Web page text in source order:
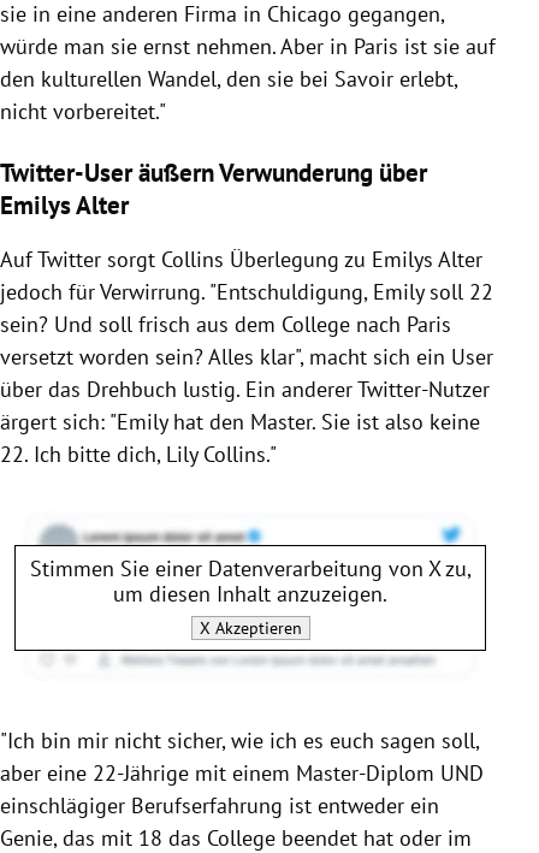
sie in eine anderen Firma in Chicago gegangen,
würde man sie ernst nehmen. Aber in Paris ist sie auf
den kulturellen Wandel, den sie bei Savoir erlebt,
nicht vorbereitet."
Twitter-User äußern Verwunderung über
Emilys Alter
Auf Twitter sorgt Collins Überlegung zu Emilys Alter
jedoch für Verwirrung. "Entschuldigung, Emily soll 22
sein? Und soll frisch aus dem College nach Paris
versetzt worden sein? Alles klar", macht sich ein User
über das Drehbuch lustig. Ein anderer Twitter-Nutzer
ärgert sich: "Emily hat den Master. Sie ist also keine
22. Ich bitte dich, Lily Collins."
Stimmen Sie einer Datenverarbeitung von Xzu,
um diesen Inhalt anzuzeigen.
X Akzeptieren
"Ich bin mir nicht sicher, wie ich es euch sagen soll,
aber eine 22-Jährige mit einem Master-Diplom UND
einschlägiger Berufserfahrung ist entweder ein
Genie, das mit 18 das College beendet hat oder im